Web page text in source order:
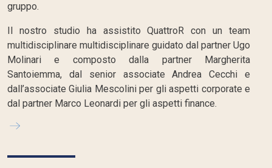
gruppo.
Il nostro studio ha assistito QuattroR con un team
multidisciplinare multidisciplinare guidato dal partner Ugo
Molinari e composto dalla partner Margherita
Santoiemma, dal senior associate Andrea Cecchi e
dall’associate Giulia Mescolini per gli aspetti corporate e
dal partner Marco Leonardi per gli aspetti finance.